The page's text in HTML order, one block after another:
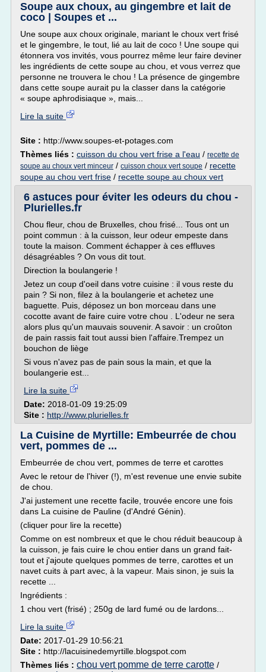
Soupe aux choux, au gingembre et lait de
coco | Soupes et ...
Une soupe aux choux originale, mariant le choux vert frisé
et le gingembre, le tout, lié au lait de coco ! Une soupe qui
étonnera vos invités, vous pourrez même leur faire deviner
les ingrédients de cette soupe au chou, et vous verrez que
personne ne trouvera le chou ! La présence de gingembre
dans cette soupe aurait pu la classer dans la catégorie
« soupe aphrodisiaque », mais...
Lire la suite
Site : http://www.soupes-et-potages.com
Thèmes liés : cuisson du chou vert frise a l'eau / recette de
soupe au choux vert minceur / cuisson choux vert soupe / recette
soupe au chou vert frise / recette soupe au choux vert
6 astuces pour éviter les odeurs du chou -
Plurielles.fr
Chou fleur, chou de Bruxelles, chou frisé... Tous ont un
point commun : à la cuisson, leur odeur empeste dans
toute la maison. Comment échapper à ces effluves
désagréables ? On vous dit tout.
Direction la boulangerie !
Jetez un coup d'oeil dans votre cuisine : il vous reste du
pain ? Si non, filez à la boulangerie et achetez une
baguette. Puis, déposez un bon morceau dans une
cocotte avant de faire cuire votre chou . L'odeur ne sera
alors plus qu'un mauvais souvenir. A savoir : un croûton
de pain rassis fait tout aussi bien l'affaire.Trempez un
bouchon de liège
Si vous n'avez pas de pain sous la main, et que la
boulangerie est...
Lire la suite
Date: 2018-01-09 19:25:09
Site : http://www.plurielles.fr
La Cuisine de Myrtille: Embeurrée de chou
vert, pommes de ...
Embeurrée de chou vert, pommes de terre et carottes
Avec le retour de l'hiver (!), m'est revenue une envie subite
de chou.
J'ai justement une recette facile, trouvée encore une fois
dans La cuisine de Pauline (d'André Génin).
(cliquer pour lire la recette)
Comme on est nombreux et que le chou réduit beaucoup à
la cuisson, je fais cuire le chou entier dans un grand fait-
tout et j'ajoute quelques pommes de terre, carottes et un
navet cuits à part avec, à la vapeur. Mais sinon, je suis la
recette ...
Ingrédients :
1 chou vert (frisé) ; 250g de lard fumé ou de lardons...
Lire la suite
Date: 2017-01-29 10:56:21
Site : http://lacuisinedemyrtille.blogspot.com
Thèmes liés : chou vert pomme de terre carotte /